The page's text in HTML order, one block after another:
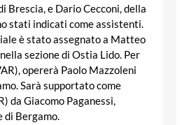
Brescia, e Dario Cecconi, della
stati indicati come assistenti.
è stato assegnato a Matteo
sezione di Ostia Lido. Per
opererà Paolo Mazzoleni
Sarà supportato come
da Giacomo Paganessi,
di Bergamo.